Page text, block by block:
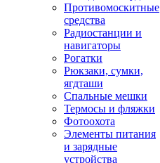
Противомоскитные
средства
Радиостанции и
навигаторы
Рогатки
Рюкзаки, сумки,
ягдташи
Спальные мешки
Термосы и фляжки
Фотоохота
Элементы питания
и зарядные
устройства